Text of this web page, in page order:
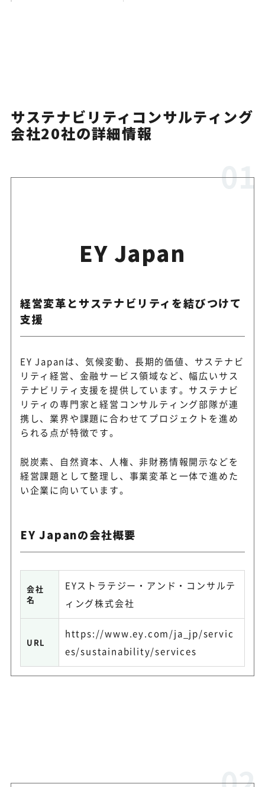
ンググループ
社会的インパクトの定量化と
tions
ング
ションを支援
デロイト トーマツ グ
ループ
経営変革から開示・オペレー
まで対応
三菱UFJリサーチ&コ
ンサルティング
野村総合研究所（NR
サステナビリティコンサルティング
会社20社の詳細情報
EY Japan
経営変革とサステナビリティを結びつけて
支援
EY Japanは、気候変動、長期的価値、サステナビ
リティ経営、金融サービス領域など、幅広いサス
テナビリティ支援を提供しています。サステナビ
リティの専門家と経営コンサルティング部隊が連
携し、業界や課題に合わせてプロジェクトを進め
られる点が特徴です。
脱炭素、自然資本、人権、非財務情報開示などを
経営課題として整理し、事業変革と一体で進めた
い企業に向いています。
EY Japanの会社概要
会社
名
EYストラテジー・アンド・コンサルテ
ィング株式会社
URL
https://www.ey.com/ja_jp/servic
es/sustainability/services